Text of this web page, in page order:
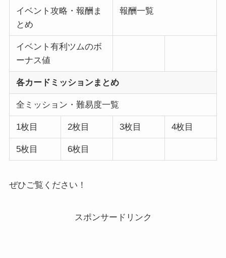
イベント攻略・報酬ま
とめ
報酬一覧
イベント有利ツムのボ
ーナス値
各カードミッションまとめ
全ミッション・難易度一覧
1枚目 2枚目 3枚目 4枚目
5枚目 6枚目
ぜひご覧ください！
スポンサードリンク